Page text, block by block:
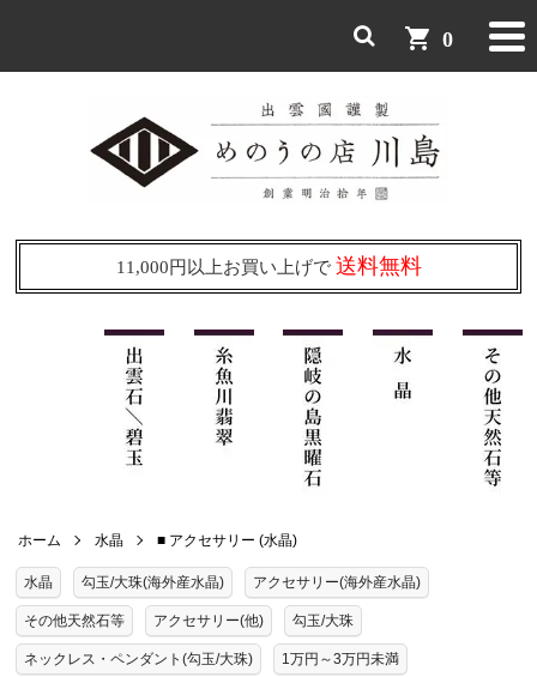
shopping_cart 0
11,000円以上お買い上げで 送料無料
ホーム 水晶 ■ アクセサリー (水晶)
水晶 勾玉/大珠(海外産水晶) アクセサリー(海外産水晶)
その他天然石等 アクセサリー(他) 勾玉/大珠
ネックレス・ペンダント(勾玉/大珠) 1万円～3万円未満